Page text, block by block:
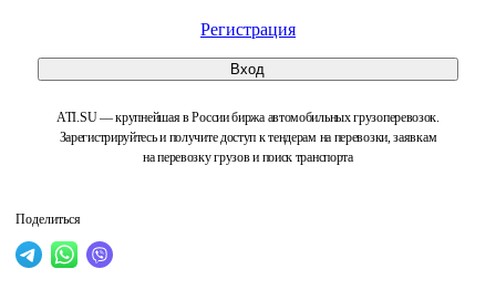
Регистрация
Вход
ATI.SU — крупнейшая в России биржа автомобильных грузоперевозок.
Зарегистрируйтесь и получите доступ к тендерам на перевозки, заявкам
на перевозку грузов и поиск транспорта
Поделиться